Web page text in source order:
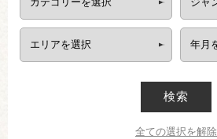
検索
全ての選択を解除